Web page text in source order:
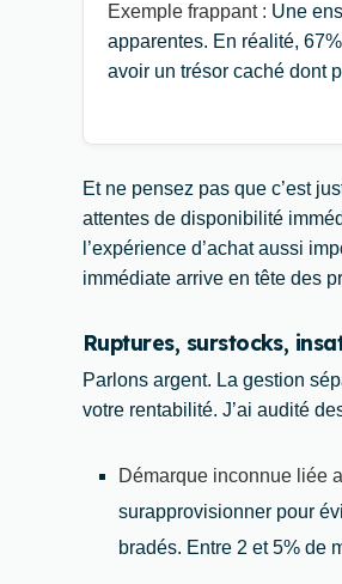
Exemple frappant : Une
apparentes. En réalité,
avoir un trésor caché dont
Et ne pensez pas que c’est
attentes de disponibilité
l’expérience d’achat aussi
immédiate arrive en tête des
Ruptures, surstocks,
Parlons argent. La gestion
votre rentabilité. J’ai audité
Démarque inconnue liée
surapprovisionner pour
bradés. Entre 2 et 5% de